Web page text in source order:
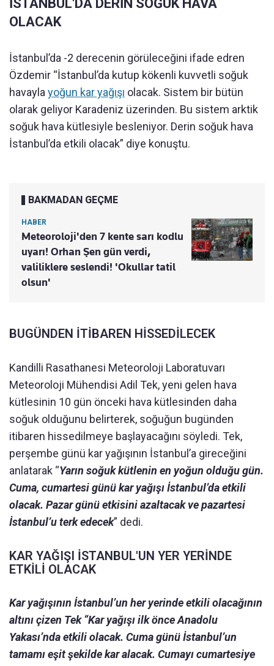
İSTANBUL'DA DERİN SOĞUK HAVA
OLACAK
İstanbul’da -2 derecenin görüleceğini ifade edren
Özdemir “İstanbul’da kutup kökenli kuvvetli soğuk
havaylayoğun kar yağışı olacak. Sistem bir bütün
olarak geliyor Karadeniz üzerinden. Bu sistem arktik
soğuk hava kütlesiyle besleniyor. Derin soğuk hava
İstanbul’da etkili olacak” diye konuştu.
BAKMADAN GEÇME
HABER
Meteoroloji'den 7 kente sarı kodlu
uyarı! Orhan Şen gün verdi,
valiliklere seslendi! 'Okullar tatil
olsun'
BUGÜNDEN İTİBAREN HİSSEDİLECEK
Kandilli Rasathanesi Meteoroloji Laboratuvarı
Meteoroloji Mühendisi Adil Tek, yeni gelen hava
kütlesinin 10 gün önceki hava kütlesinden daha
soğuk olduğunu belirterek, soğuğun bugünden
itibaren hissedilmeye başlayacağını söyledi. Tek,
perşembe günü kar yağışının İstanbul’a gireceğini
anlatarak “Yarın soğuk kütlenin en yoğun olduğu gün.
Cuma, cumartesi günü kar yağışı İstanbul’da etkili
olacak. Pazar günü etkisini azaltacak ve pazartesi
İstanbul’u terk edecek” dedi.
KAR YAĞIŞI İSTANBUL'UN YER YERİNDE
ETKİLİ OLACAK
Kar yağışının İstanbul’un her yerinde etkili olacağının
altını çizen Tek “Kar yağışı ilk önce Anadolu
Yakası’nda etkili olacak. Cuma günü İstanbul’un
tamamı eşit şekilde kar alacak. Cumayı cumartesiye